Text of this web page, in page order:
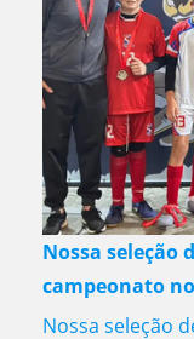
Nossa seleção
campeonato
Nossa seleção